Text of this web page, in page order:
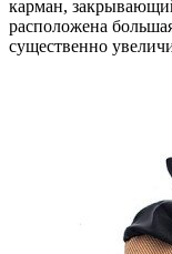
карман,
расположена
существенно